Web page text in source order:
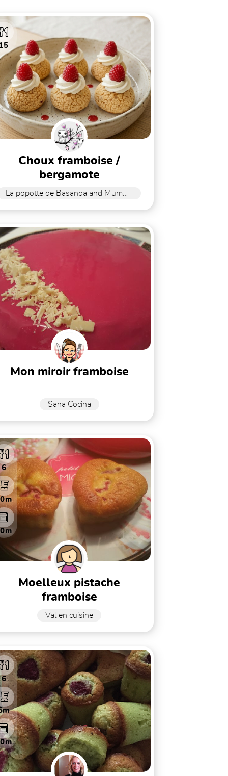
choux framboise /
bergamote
La popotte de Basanda and Mummy
mon miroir framboise
Sana Cocina
6
moelleux pistache
framboise
Val en cuisine
6